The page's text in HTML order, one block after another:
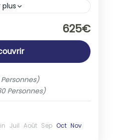
plus
625€
Personnes)
Juil Août Sep Oct Nov